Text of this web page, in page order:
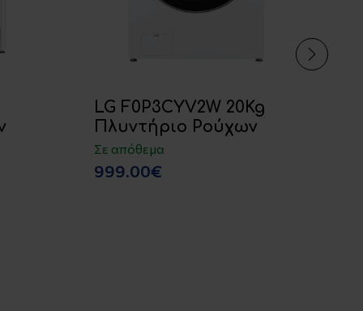
LG F0P3CYV2W 20Kg
Πλυντήριο Ρούχων
Σε απόθεμα
999.00€